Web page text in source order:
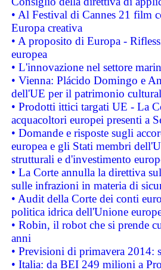
• Al Festival di Cannes 21 film
Europa creativa
• A proposito di Europa -
europea
• L'innovazione nel settore
• Vienna: Plácido Domingo e
dell'UE per il patrimonio
• Prodotti ittici targati UE - La
acquacoltori europei presenti a
• Domande e risposte sugli
europea e gli Stati membri
strutturali e d'investimento
• La Corte annulla la direttiva
sulle infrazioni in materia di
• Audit della Corte dei conti
politica idrica dell'Unione
• Robin, il robot che si prende
anni
• Previsioni di primavera 2014:
• Italia: da BEI 249 milioni a